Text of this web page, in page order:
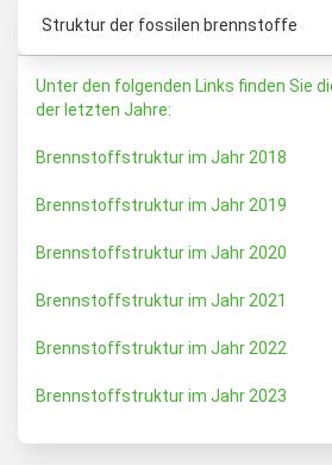
Struktur der fossilen brennstoffe
Unter den folgenden Links finden Sie
der letzten Jahre:
Brennstoffstruktur im Jahr 2018
Brennstoffstruktur im Jahr 2019
Brennstoffstruktur im Jahr 2020
Brennstoffstruktur im Jahr 2021
Brennstoffstruktur im Jahr 2022
Brennstoffstruktur im Jahr 2023